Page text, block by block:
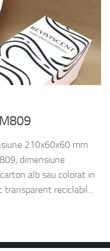
210x60x60 mm
dimensiune
alb sau colorat in
reciclabil...